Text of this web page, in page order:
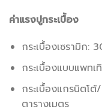
ค่าแรงปูกระเบื้อง
กระเบื้องเซรามิก
กระเบื้องแบบแพท
กระเบื้องแกรนิตโ
ตารางเมตร